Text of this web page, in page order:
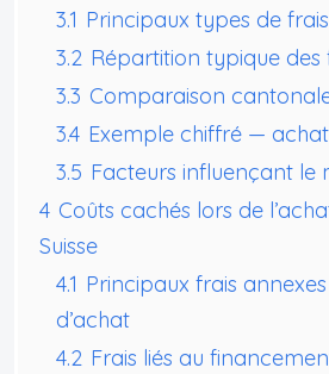
3.1 Principaux types de
3.2 Répartition typique des
3.3 Comparaison
3.4 Exemple chiffré —
3.5 Facteurs influençant le
4 Coûts cachés lors de
Suisse
4.1 Principaux frais
d’achat
4.2 Frais liés au